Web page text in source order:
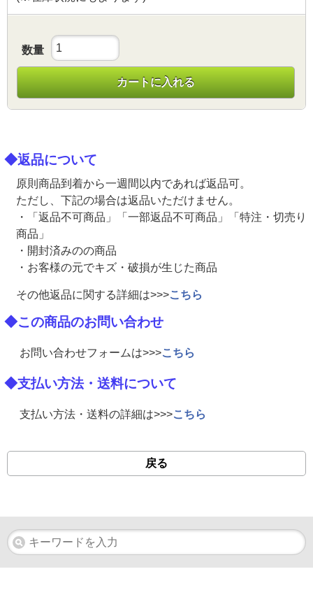
数量
カートに入れる
◆返品について
原則商品到着から一週間以内であれば返品可。
ただし、下記の場合は返品いただけません。
・「返品不可商品」「一部返品不可商品」「特注・切売り
商品」
・開封済みのの商品
・お客様の元でキズ・破損が生じた商品
その他返品に関する詳細は>>>こちら
◆この商品のお問い合わせ
お問い合わせフォームは>>>こちら
◆支払い方法・送料について
支払い方法・送料の詳細は>>>こちら
戻る